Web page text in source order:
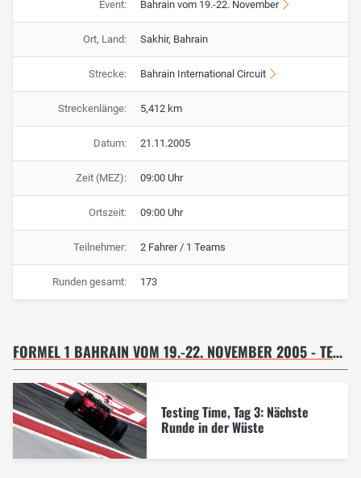
Event: Bahrain vom 19.-22. November
Ort, Land: Sakhir, Bahrain
Strecke: Bahrain International Circuit
Streckenlänge: 5,412 km
Datum: 21.11.2005
Zeit (MEZ): 09:00 Uhr
Ortszeit: 09:00 Uhr
Teilnehmer: 2 Fahrer / 1 Teams
Runden gesamt: 173
FORMEL 1 BAHRAIN VOM 19.-22. NOVEMBER 2005 - TESTFAHRT 21.11.05
Testing Time, Tag 3: Nächste
Runde in der Wüste